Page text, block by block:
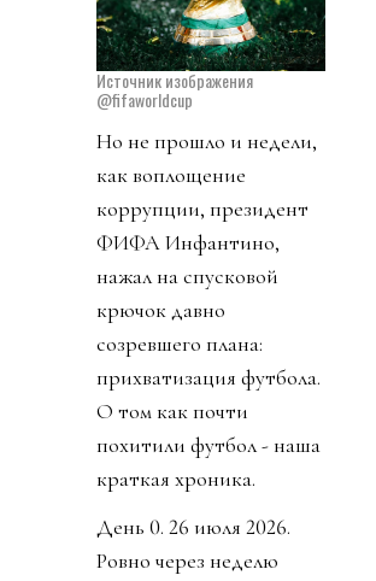
Источник изображения
@fifaworldcup
Но не прошло и недели,
как воплощение
коррупции, президент
ФИФА Инфантино,
нажал на спусковой
крючок давно
созревшего плана:
прихватизация футбола.
О том как почти
похитили футбол - наша
краткая хроника.
День 0. 26 июля 2026.
Ровно через неделю